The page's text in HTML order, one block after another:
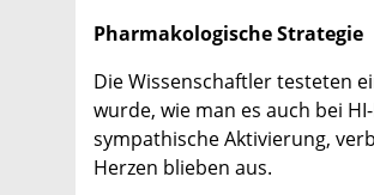
Pharmakologische Strategie
Die Wissenschaftler testeten
wurde, wie man es auch bei
sympathische Aktivierung,
Herzen blieben aus.